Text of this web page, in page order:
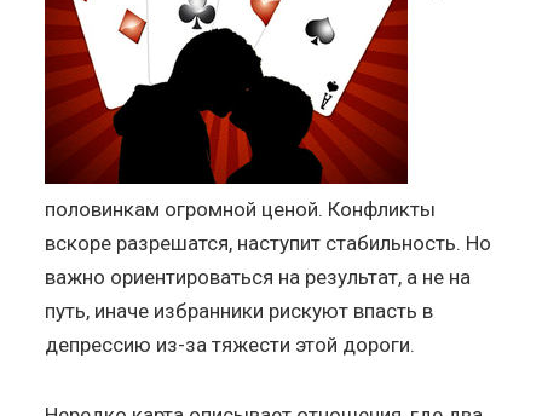
половинкам огромной ценой. Конфликты
вскоре разрешатся, наступит стабильность. Но
важно ориентироваться на результат, а не на
путь, иначе избранники рискуют впасть в
депрессию из-за тяжести этой дороги.